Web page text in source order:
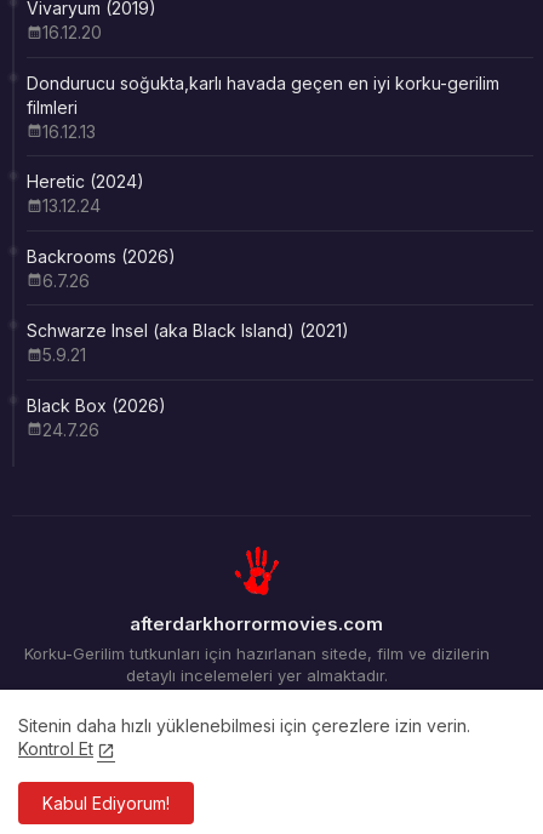
Vivaryum (2019)
16.12.20
Dondurucu soğukta,karlı havada geçen en iyi korku-gerilim
filmleri
16.12.13
Heretic (2024)
13.12.24
Backrooms (2026)
6.7.26
Schwarze Insel (aka Black Island) (2021)
5.9.21
Black Box (2026)
24.7.26
afterdarkhorrormovies.com
Korku-Gerilim tutkunları için hazırlanan sitede, film ve dizilerin
detaylı incelemeleri yer almaktadır.
Tüm Hakları Saklıdır ©2012-2026
Sitenin daha hızlı yüklenebilmesi için çerezlere izin verin.
Kontrol Et
Kabul Ediyorum!